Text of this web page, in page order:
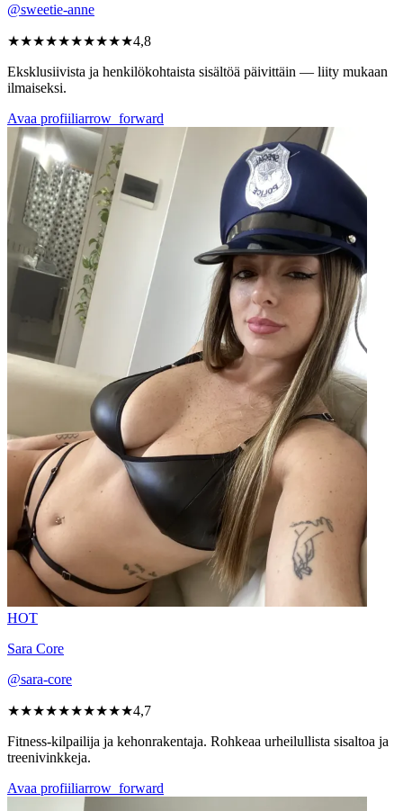
@sweetie-anne
★★★★★★★★★★4,8
Eksklusiivista ja henkilökohtaista sisältöä päivittäin — liity mukaan
ilmaiseksi.
Avaa profiiliarrow_forward
HOT
Sara Core
@sara-core
★★★★★★★★★★4,7
Fitness-kilpailija ja kehonrakentaja. Rohkeaa urheilullista sisaltoa ja
treenivinkkeja.
Avaa profiiliarrow_forward